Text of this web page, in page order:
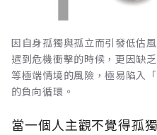
因自身孤獨與孤立而引發低估
遇到危機衝擊的時候，更因缺
等極端情境的風險，極易陷入
的負向循環。
當一個人主觀不覺得孤